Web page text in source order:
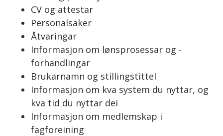
CV og attestar
Personalsaker
Åtvaringar
Informasjon om lønsprosessar og -
forhandlingar
Brukarnamn og stillingstittel
Informasjon om kva system du nyttar, og
kva tid du nyttar dei
Informasjon om medlemskap i
fagforeining